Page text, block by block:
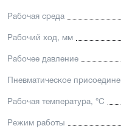
применяется
замены на уплотнения
Рабочая среда
Рабочий ход, мм
Рабочее давление
Пневматическое
Рабочая температура, °C
Режим работы